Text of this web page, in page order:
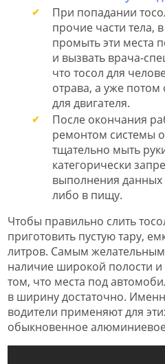
При попадании
прочие части тела,
промыть эти места
и вызвать врача-
что тосол для
отрава, а уже
для двигателя.
После окончания
ремонтом системы
тщательно мыть
категорически
выполнения
либо в пищу.
Чтобы правильно слить
приготовить пустую тару,
литров. Самым
наличие широкой полости и
том, что места под
в ширину достаточно.
водители применяют для
обыкновенное